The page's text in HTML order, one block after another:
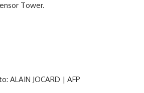
Tower.
ALAIN JOCARD | AFP